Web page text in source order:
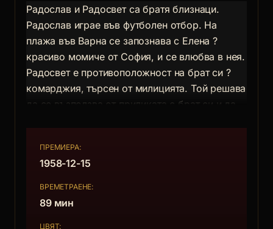
Радослав и Радосвет са братя близнаци.
Радослав играе във футболен отбор. На
плажа във Варна се запознава с Елена ?
красиво момиче от София, и се влюбва в нея.
Радосвет е противоположност на брат си ?
комарджия, търсен от милицията. Той решава
да се възползва от приликата с брат си и да
приема предложението за голяма заплата и
стига в София да търси Елена. Тя случайно
среща Радосвет и без да подозира, обидена
от нахалното му държане, тя му удря шамар.
ПРЕМИЕРА:
1958-12-15
ВРЕМЕТРАЕНЕ:
89 мин
ЦВЯТ: